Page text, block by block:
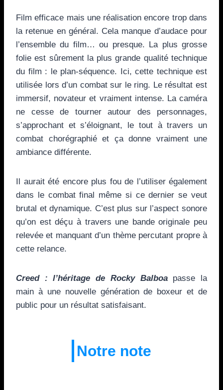
Film efficace mais une réalisation encore trop dans
la retenue en général. Cela manque d’audace pour
l’ensemble du film… ou presque. La plus grosse
folie est sûrement la plus grande qualité technique
du film : le plan-séquence. Ici, cette technique est
utilisée lors d’un combat sur le ring. Le résultat est
immersif, novateur et vraiment intense. La caméra
ne cesse de tourner autour des personnages,
s’approchant et s’éloignant, le tout à travers un
combat chorégraphié et ça donne vraiment une
ambiance différente.
Il aurait été encore plus fou de l’utiliser également
dans le combat final même si ce dernier se veut
brutal et dynamique. C’est plus sur l’aspect sonore
qu’on est déçu à travers une bande originale peu
relevée et manquant d’un thème percutant propre à
cette relance.
Creed : l’héritage de Rocky Balboapasse la
main à une nouvelle génération de boxeur et de
public pour un résultat satisfaisant.
Notre note